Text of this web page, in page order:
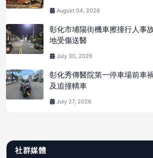
August 04, 2026
彰化市埔陽街機車擦撞行人
地受傷送醫
July 30, 2026
彰化秀傳醫院第一停車場前
及追撞轎車
July 27, 2026
社群媒體